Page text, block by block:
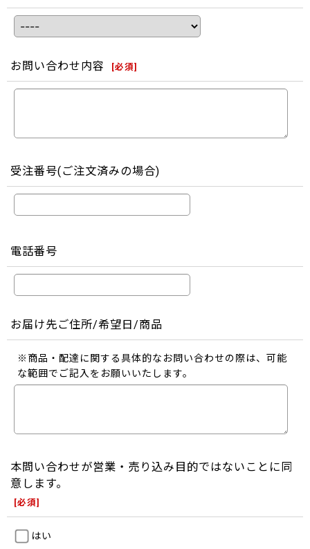
お問い合わせ内容 [必須]
受注番号(ご注文済みの場合)
電話番号
お届け先ご住所/希望日/商品
※商品・配達に関する具体的なお問い合わせの際は、可能
な範囲でご記入をお願いいたします。
本問い合わせが営業・売り込み目的ではないことに同
意します。
[必須]
はい